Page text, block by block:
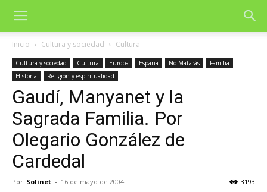
Inicio Cultura y sociedad Cultura
Cultura y sociedad Cultura Europa España No Matarás
Familia
Historia
Religión y espiritualidad
Gaudí, Manyanet y la
Sagrada Familia. Por
Olegario González de
Cardedal
Por Solinet - 16 de mayo de 2004 3193